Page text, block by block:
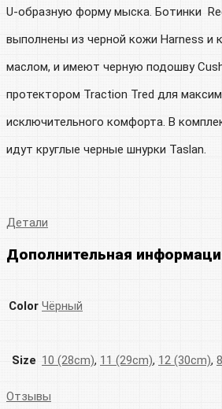
U-образную форму мыска. Ботинки
выполнены из черной кожи Harness и
маслом, и имеют черную подошву
протектором Traction Tred для
исключительного комфорта. В
идут круглые черные шнурки Taslan.
Детали
Дополнительная
Color Чёрный
Size 10 (28cm), 11 (29cm), 12 (30cm),
Отзывы